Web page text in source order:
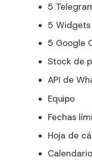
5
5
5 Google
Stock de
API de
Equipo
Fechas
Hoja de